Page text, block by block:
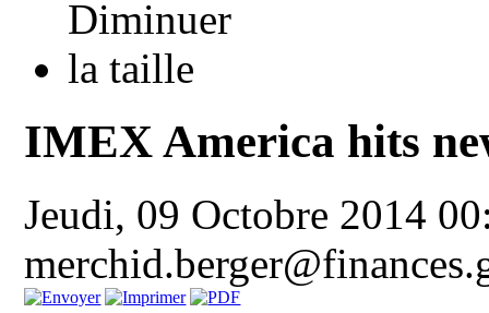
IMEX America hits
Jeudi, 09 Octobre 2014